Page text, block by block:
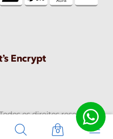
os direitos reservados -
por:
ZHF Mídia Digital
0